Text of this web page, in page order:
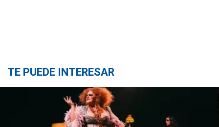
TE PUEDE INTERESAR